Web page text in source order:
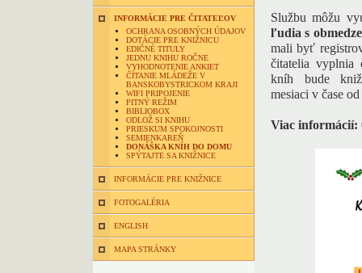
INFORMÁCIE PRE ČITATEĽOV
OCHRANA OSOBNÝCH ÚDAJOV
DOTÁCIE PRE KNIŽNICU
EDIČNÉ TITULY
JEDNU KNIHU ROČNE
VYHODNOTENIE ANKIET
ČÍTANIE MLÁDEŽE V
BANSKOBYSTRICKOM KRAJI
WIFI PRIPOJENIE
PITNÝ REŽIM
BIBLIOBOX
ODLOŽ SI KNIHU
PRIESKUM SPOKOJNOSTI
SEMIENKAREŇ
DONÁŠKA KNÍH DO DOMU
SPÝTAJTE SA KNIŽNICE
INFORMÁCIE PRE KNIŽNICE
FOTOGALÉRIA
ENGLISH
MAPA STRÁNKY
Službu môžu
ľudia s
mali byť
čitatelia vyplnia
kníh bude
mesiaci v čase
Viac informácií: